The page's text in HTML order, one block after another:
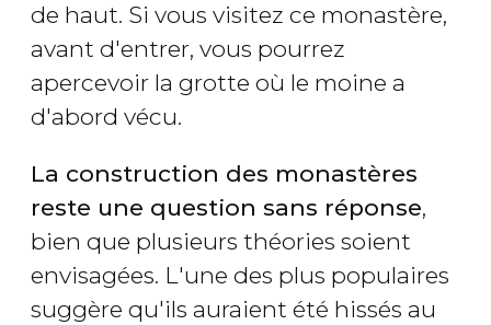
de haut. Si vous visitez ce monastère,
avant d'entrer, vous pourrez
apercevoir la grotte où le moine a
d'abord vécu.
La construction des monastères
reste une question sans réponse,
bien que plusieurs théories soient
envisagées. L'une des plus populaires
suggère qu'ils auraient été hissés au